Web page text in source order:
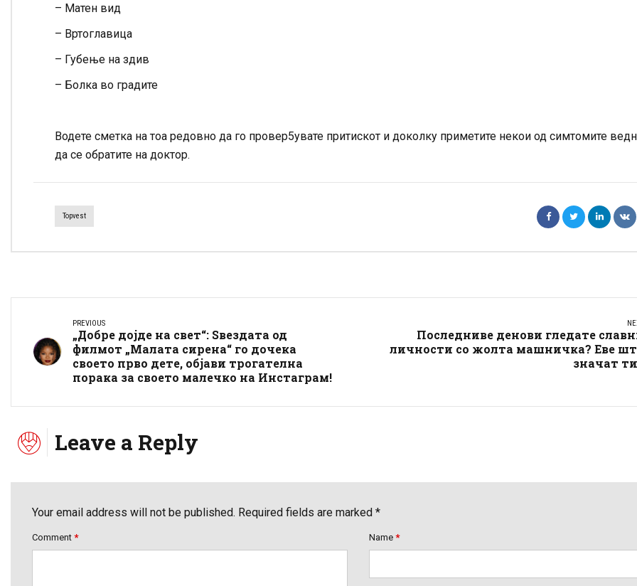
– Mатен вид
– Вртоглавица
– Губење на здив
– Болка во градите
Водете сметка на тоа редовно да го провер5увате притискот и доколку приметите некои од симтомите
да се обратите на доктор.
Topvest
PREVIOUS
„Добре дојде на свет“: Ѕвездата од
филмот „Малата сирена“ го дочека
своето прво дете, објави трогателна
порака за своето малечко на Инстаграм!
Последниве денови гледате
личности со жолта машничка? Еве
значат
Leave a Reply
Your email address will not be published. Required fields are marked *
Comment * Name *